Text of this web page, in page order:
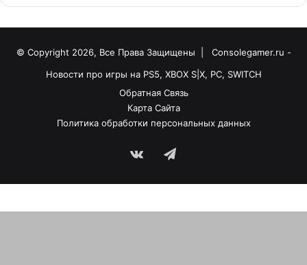
© Copyright 2026, Все Права Защищены |
Consolegamer.ru -
Новости про игры на PS5, XBOX S|X, PC, SWITCH
Обратная Связь
Карта Сайта
Политика обработки персональных данных